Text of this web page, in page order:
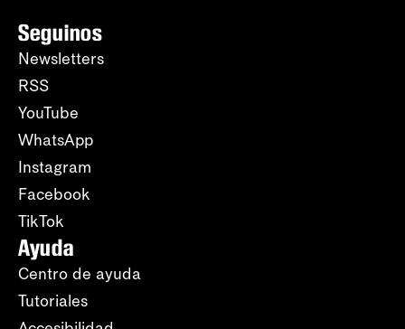
Seguinos
Newsletters
RSS
YouTube
WhatsApp
Instagram
Facebook
TikTok
Ayuda
Centro de ayuda
Tutoriales